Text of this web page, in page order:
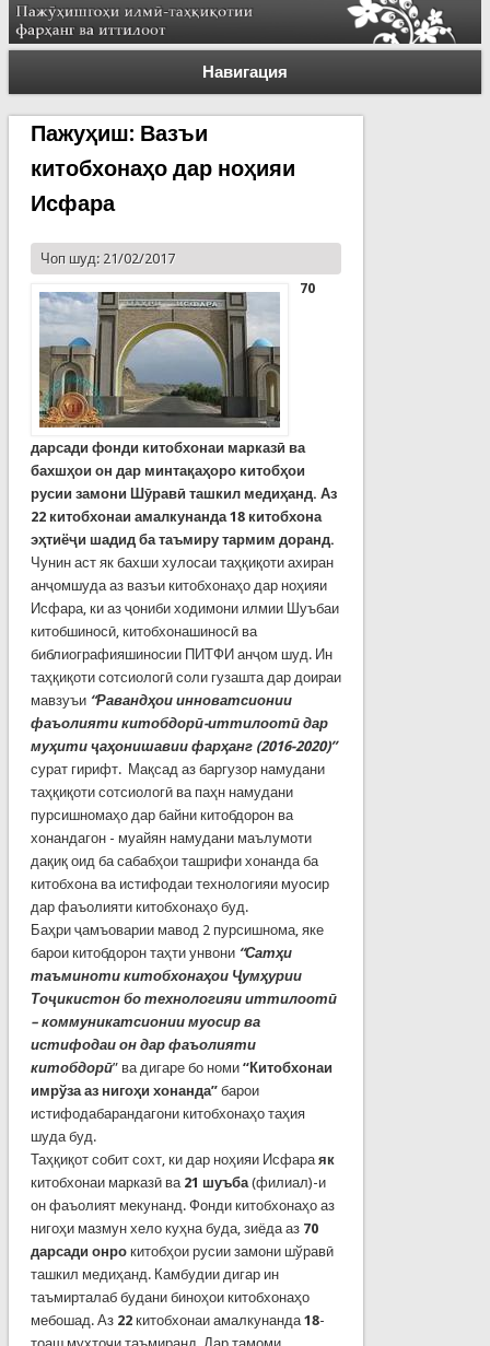
Навигация
Пажуҳиш: Вазъи
китобхонаҳо дар ноҳияи
Исфара
Чоп шуд: 21/02/2017
70
дарсади фонди китобхонаи марказӣ ва
бахшҳои он дар минтақаҳоро китобҳои
русии замони Шӯравӣ ташкил медиҳанд. Аз
22 китобхонаи амалкунанда 18 китобхона
эҳтиёҷи шадид ба таъмиру тармим доранд.
Чунин аст як бахши хулосаи таҳқиқоти ахиран
анҷомшуда аз вазъи китобхонаҳо дар ноҳияи
Исфара, ки аз ҷониби ходимони илмии Шуъбаи
китобшиносӣ, китобхонашиносӣ ва
библиографияшиносии ПИТФИ анҷом шуд. Ин
таҳқиқоти сотсиологӣ соли гузашта дар доираи
мавзуъи “Равандҳоиинноватсионии
фаъолияти китобдорӣ-иттилоотӣ дар
муҳити ҷаҳонишавии фарҳанг(2016-2020)”
сурат гирифт. Мақсад аз баргузор намудани
таҳқиқоти сотсиологӣ ва паҳн намудани
пурсишномаҳо дар байни китобдорон ва
хонандагон - муайян намудани маълумоти
дақиқ оид ба сабабҳои ташрифи хонанда ба
китобхона ва истифодаи технологияи муосир
дар фаъолияти китобхонаҳо буд.
Баҳри ҷамъоварии мавод 2 пурсишнома, яке
барои китобдорон таҳти унвони “Сатҳи
таъминоти китобхонаҳои Ҷумҳурии
Тоҷикистон бо технологияи иттилоотӣ
– коммуникатсионии муосир ва
истифодаи он дар фаъолияти
китобдорӣ” ва дигаре бо номи “Китобхонаи
имрўза аз нигоҳи хонанда” барои
истифодабарандагони китобхонаҳо таҳия
шуда буд.
Таҳқиқот собит сохт, ки дар ноҳияи Исфара як
китобхонаи марказӣ ва 21 шуъба(филиал)-и
он фаъолият мекунанд. Фонди китобхонаҳо аз
нигоҳи мазмун хело куҳна буда, зиёда аз 70
дарсади онрокитобҳои русии замони шўравӣ
ташкил медиҳанд. Камбудии дигар ин
таъмирталаб будани биноҳои китобхонаҳо
мебошад. Аз 22китобхонаи амалкунанда 18-